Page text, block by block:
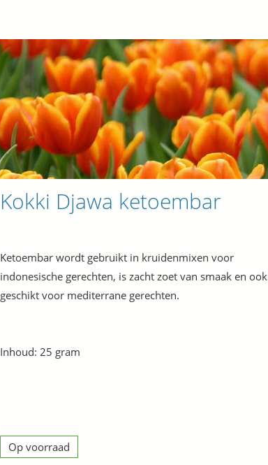
Kokki Djawa ketoembar
Ketoembar wordt gebruikt in kruidenmixen voor
indonesische gerechten, is zacht zoet van smaak en ook
geschikt voor mediterrane gerechten.
Inhoud: 25 gram
Op voorraad